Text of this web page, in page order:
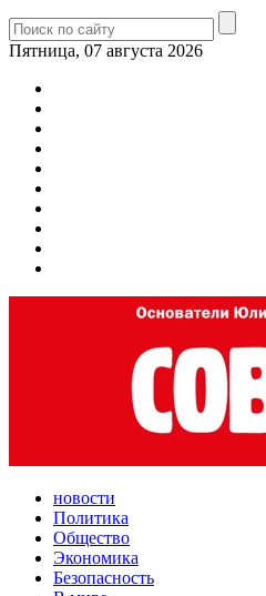
Пятница, 07 августа 2026
новости
Политика
Общество
Экономика
Безопасность